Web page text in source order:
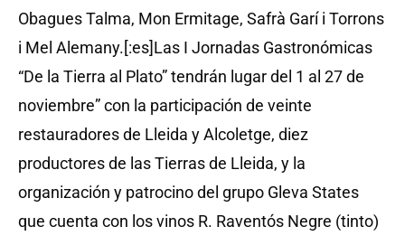
Obagues Talma, Mon Ermitage, Safrà Garí i Torrons
i Mel Alemany.[:es]Las I Jornadas Gastronómicas
“De la Tierra al Plato” tendrán lugar del 1 al 27 de
noviembre” con la participación de veinte
restauradores de Lleida y Alcoletge, diez
productores de las Tierras de Lleida, y la
organización y patrocino del grupo Gleva States
que cuenta con los vinos R. Raventós Negre (tinto)